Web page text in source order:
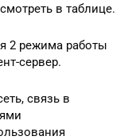
в таблице.
2 режима работы
сервер.
связь в